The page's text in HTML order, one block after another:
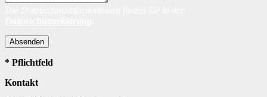
Absenden
* Pflichtfeld
Kontakt